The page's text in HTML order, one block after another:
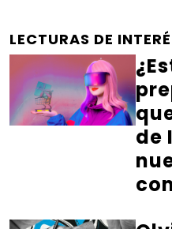
LECTURAS DE
de